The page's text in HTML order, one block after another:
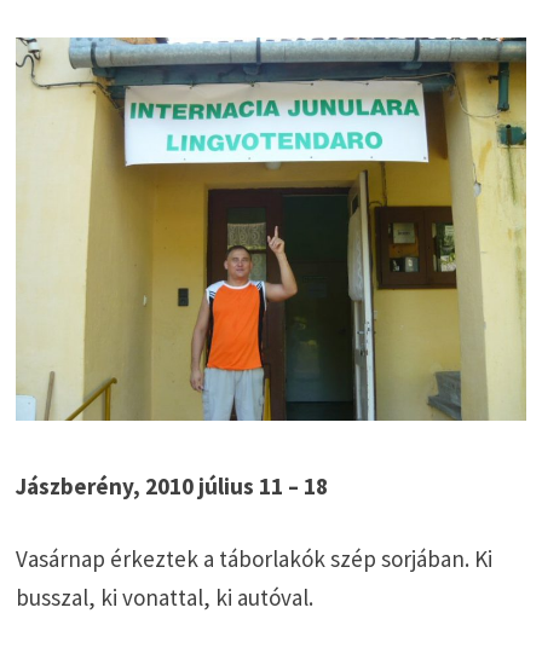
Jászberény, 2010 július 11 – 18
Vasárnap érkeztek a táborlakók szép sorjában. Ki
busszal, ki vonattal, ki autóval.